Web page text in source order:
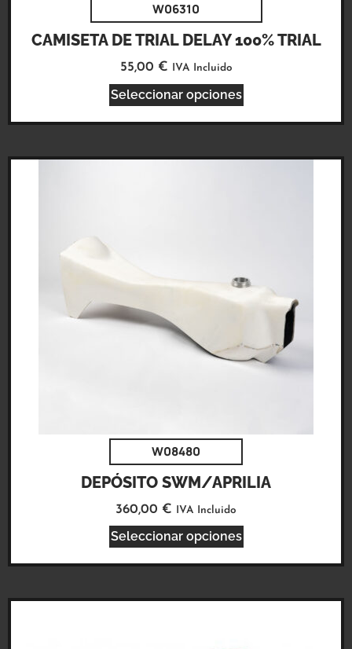
W06310
CAMISETA DE TRIAL DELAY 100% TRIAL
55,00 € IVA Incluido
Seleccionar opciones
W08480
DEPÓSITO SWM/APRILIA
360,00 € IVA Incluido
Seleccionar opciones